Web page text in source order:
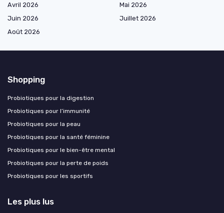
Avril 2026
Mai 2026
Juin 2026
Juillet 2026
Août 2026
Shopping
Probiotiques pour la digestion
Probiotiques pour l’immunité
Probiotiques pour la peau
Probiotiques pour la santé féminine
Probiotiques pour le bien-être mental
Probiotiques pour la perte de poids
Probiotiques pour les sportifs
Les plus lus